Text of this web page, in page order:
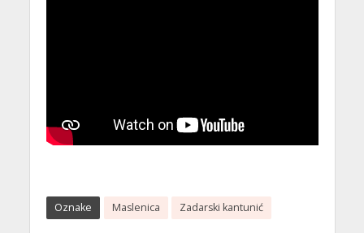
Oznake Maslenica Zadarski kantunić